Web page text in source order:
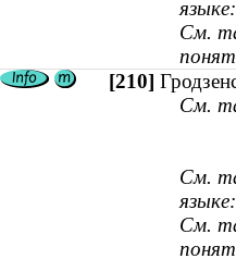
языке:
См.
[210]
См.
См.
языке:
См.